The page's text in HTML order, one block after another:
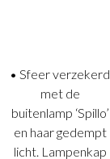
• Sfeer verzekerd
met de
buitenlamp ‘Spillo’
en haar gedempt
licht. Lampenkap